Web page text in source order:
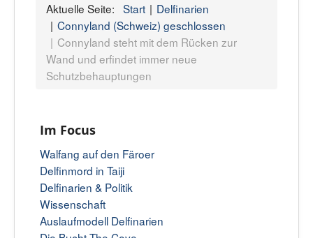
Aktuelle Seite: Start
Delfinarien
Connyland (Schweiz) geschlossen
Connyland steht mit dem Rücken zur
Wand und erfindet immer neue
Schutzbehauptungen
Im Focus
Walfang auf den Färoer
Delfinmord in Taiji
Delfinarien & Politik
Wissenschaft
Auslaufmodell Delfinarien